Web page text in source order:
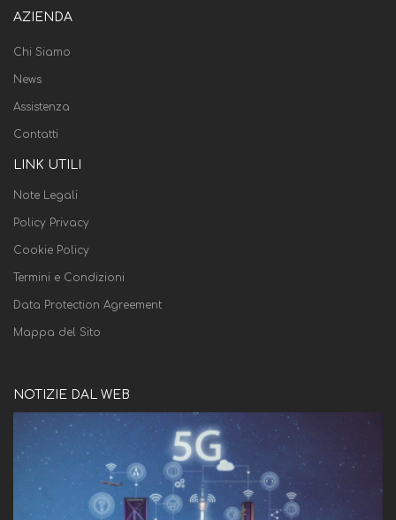
AZIENDA
Chi Siamo
News
Assistenza
Contatti
LINK UTILI
Note Legali
Policy Privacy
Cookie Policy
Termini e Condizioni
Data Protection Agreement
Mappa del Sito
NOTIZIE DAL WEB